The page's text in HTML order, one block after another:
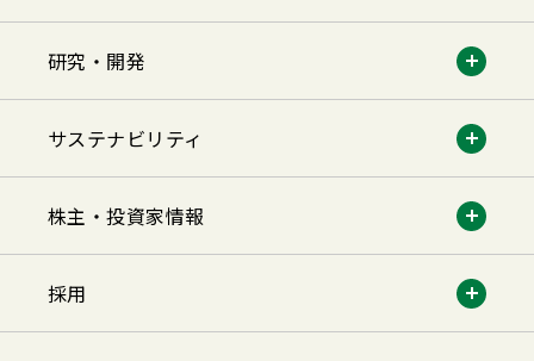
研究・開発
サステナビリティ
株主・投資家情報
採用